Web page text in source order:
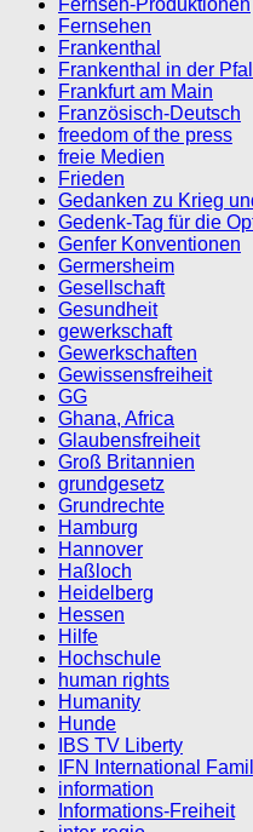
Fernsehen
Frankenthal
Frankenthal in der
Frankfurt am Main
Französisch-Deutsch
freedom of the press
freie Medien
Frieden
Gedanken zu Krieg
Gedenk-Tag für die
Genfer Konventionen
Germersheim
Gesellschaft
Gesundheit
gewerkschaft
Gewerkschaften
Gewissensfreiheit
GG
Ghana, Africa
Glaubensfreiheit
Groß Britannien
grundgesetz
Grundrechte
Hamburg
Hannover
Haßloch
Heidelberg
Hessen
Hilfe
Hochschule
human rights
Humanity
Hunde
IBS TV Liberty
IFN International
information
Informations-Freiheit